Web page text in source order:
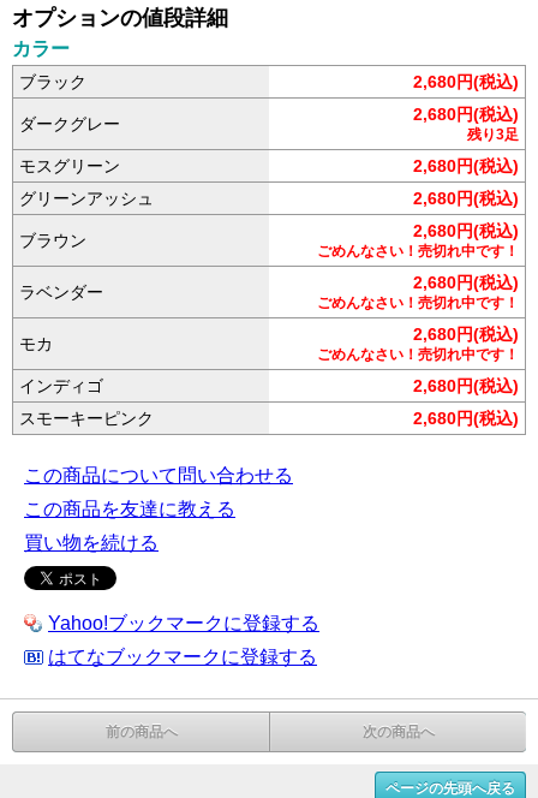
オプションの値段詳細
カラー
ブラック 2,680円(税込)
ダークグレー 2,680円(税込)
残り3足
モスグリーン
2,680円(税込)
グリーンアッシュ
2,680円(税込)
ブラウン 2,680円(税込)
ごめんなさい！売切れ中です！
ラベンダー 2,680円(税込)
ごめんなさい！売切れ中です！
モカ 2,680円(税込)
ごめんなさい！売切れ中です！
インディゴ
2,680円(税込)
スモーキーピンク
2,680円(税込)
この商品について問い合わせる
この商品を友達に教える
買い物を続ける
Yahoo!ブックマークに登録する
はてなブックマークに登録する
前の商品へ 次の商品へ
ページの先頭へ戻る